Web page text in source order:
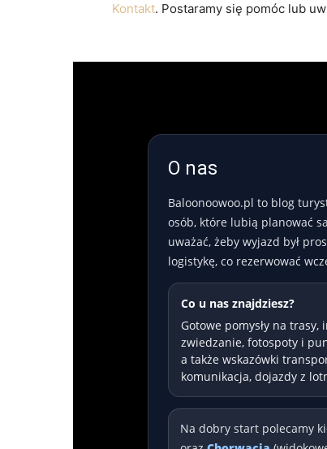
Kontakt. Postaramy się pomóc lub
O nas
Baloonoowoo.pl to blog
osób, które lubią planować
uważać, żeby wyjazd był
logistykę, co rezerwować
Co u nas znajdziesz?
Gotowe pomysły na trasy,
zwiedzanie, fotospoty i
a także wskazówki
komunikacja, dojazdy z
Na dobry start polecamy